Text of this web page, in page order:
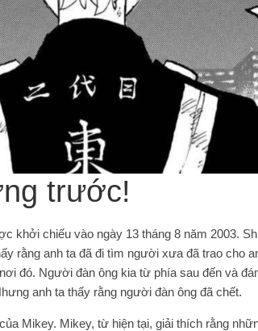
trước!
khởi chiếu vào ngày 13 tháng 8 năm 2003.
rằng anh ta đã đi tìm người xưa đã trao cho
đó. Người đàn ông kia từ phía sau đến và
anh ta thấy rằng người đàn ông đã chết.
Mikey. Mikey, từ hiện tại, giải thích rằng